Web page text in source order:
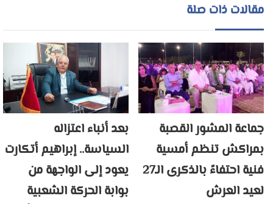
مقالات ذات صلة
جماعة المشور القصبة
بمراكش تنظم أمسية
فنية احتفاءً بالذكرى الـ27
لعيد العرش
بعد أنباء اعتزاله
السياسة.. إبراهيم أتكارت
يعود إلى الواجهة من
بوابة الحركة الشعبية